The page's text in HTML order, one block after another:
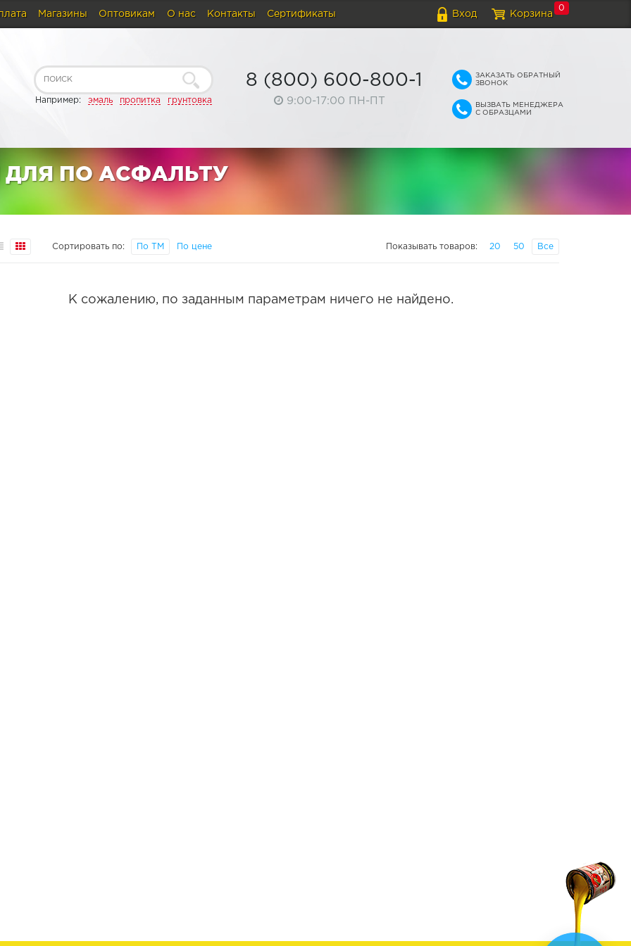
Вход Корзина
0
Магазины Оптовикам О нас Контакты Сертификаты
Например: эмаль пропитка грунтовка
8 (800) 600-800-1
9:00-17:00 ПН-ПТ
ЗАКАЗАТЬ ОБРАТНЫЙ
ЗВОНОК
ВЫЗВАТЬ МЕНЕДЖЕРА
С ОБРАЗЦАМИ
ПО АСФАЛЬТУ
Сортировать по: По ТМ По цене Показывать товаров: 20 50 Все
К сожалению, по заданным параметрам ничего не найдено.